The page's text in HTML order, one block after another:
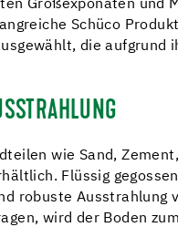
Großexponaten und
Schüco
die
wie Sand,
Flüssig
robuste
wird der Boden